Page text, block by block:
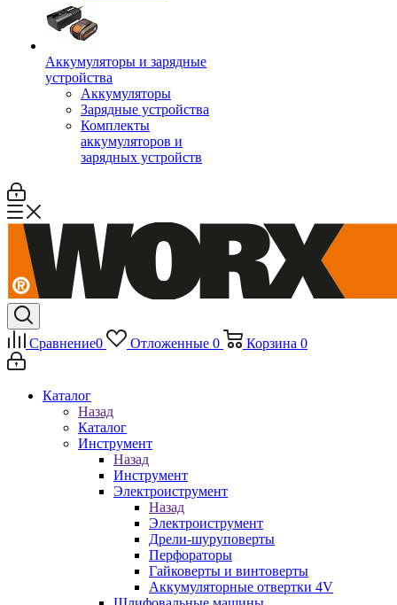
Аккумуляторы и зарядные
устройства
Аккумуляторы
Зарядные устройства
Комплекты
аккумуляторов и
зарядных устройств
Сравнение0 Отложенные 0 Корзина 0
Каталог
Назад
Каталог
Инструмент
Назад
Инструмент
Электроиструмент
Назад
Электроиструмент
Дрели-шуруповерты
Перфораторы
Гайковерты и винтоверты
Аккумуляторные отвертки 4V